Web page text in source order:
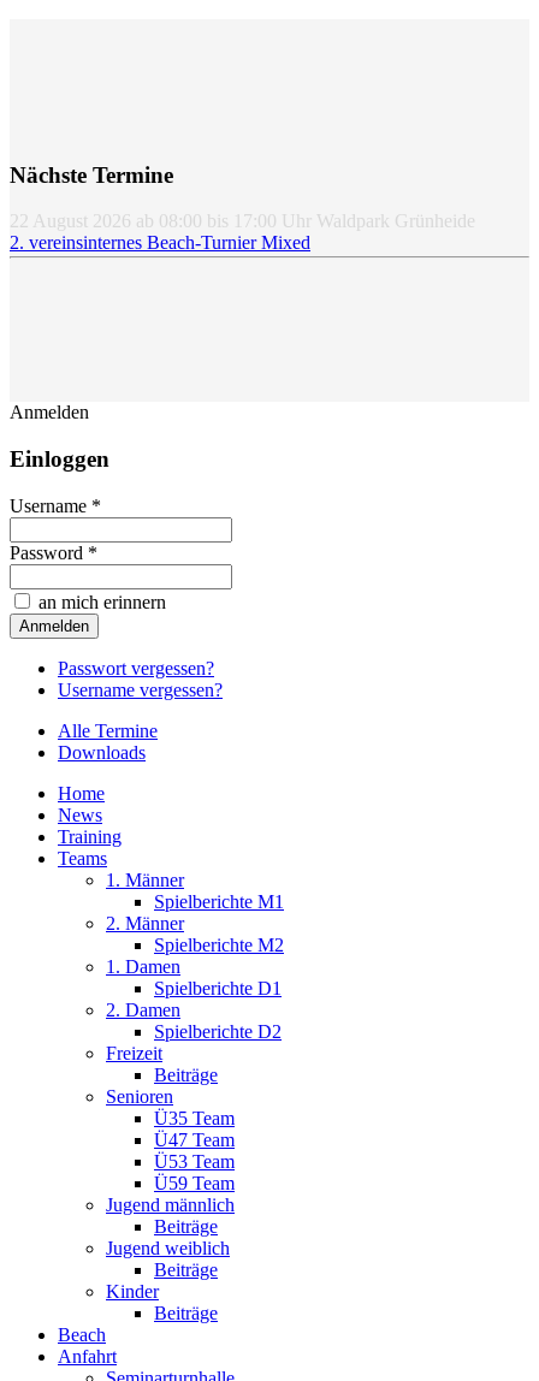
Nächste Termine
22 August 2026 ab 08:00 bis 17:00 Uhr Waldpark Grünheide
2. vereinsinternes Beach-Turnier Mixed
Anmelden
Einloggen
Username *
Password *
an mich erinnern
Passwort vergessen?
Username vergessen?
Alle Termine
Downloads
Home
News
Training
Teams
1. Männer
Spielberichte M1
2. Männer
Spielberichte M2
1. Damen
Spielberichte D1
2. Damen
Spielberichte D2
Freizeit
Beiträge
Senioren
Ü35 Team
Ü47 Team
Ü53 Team
Ü59 Team
Jugend männlich
Beiträge
Jugend weiblich
Beiträge
Kinder
Beiträge
Beach
Anfahrt